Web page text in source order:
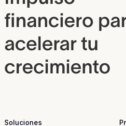
financiero
acelerar tu
crecimiento
Soluciones